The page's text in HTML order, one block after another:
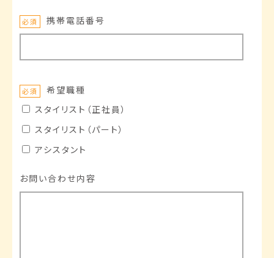
携帯電話番号
必須
希望職種
必須
スタイリスト（正社員）
スタイリスト（パート）
アシスタント
お問い合わせ内容